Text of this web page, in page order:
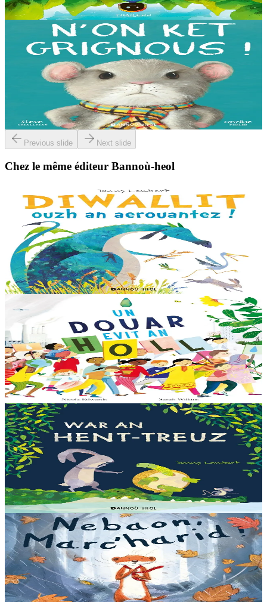
En stock
14,00 €
Bannoù-heol
I'm not grumpy!
À la lisière de la forêt vit une petite souris. C'est la souris la plus
grognonne et la plus hargneuse des environs, jusqu'à sa rencontre
avec un petit blaireau...
En stock13,00 €
Previous slide Next slide
Chez le même éditeur Bannoù-heol
Bannoù-heol
Look out, it's a Dragon!
Eflammez la dragonne est en quête d'une nouvelle maison. Mais
quand elle trouve la forêt parfaite, elle n'est pas la bienvenue...
"Ouste ! On ne veut pas de...
En stock13,00 €
Bannoù-heol
Like the Ocean We Rise
Notre planète est immense et magnifique, mais elle a besoin de notre
aide – elle a besoin de moi, elle a besoin de vous. Cet album illustré,
qui arrive à point...
En stock
13,00 €
3 ans et plus
Bannoù-heol
Let's all creep through crocodile creek
Qui sait quelles bêtes rôdent dans les marais quand la nuit tombe...
Pas les crocodiles en tout cas, Souris en est persuadée ! Ses amis ont
un doute : à quoi ça...
En stock13,00 €
3 ans et plus
Bannoù-heol
A little bit worried
Pris dans une violente tempête, Marc'harid construit une forteresse
pour s'y réfugier. Mais elle y rencontre Lagadeg, qui adore jouer
dans le vent et patauger sous la pluie....